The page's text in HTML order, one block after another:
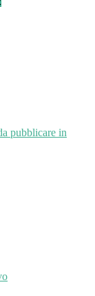
pubblicare in